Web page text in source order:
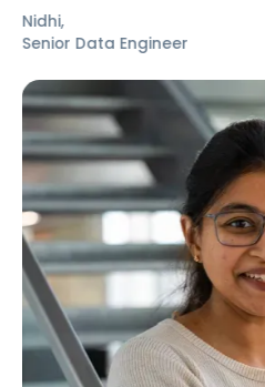
Nidhi,
Senior Data Engineer